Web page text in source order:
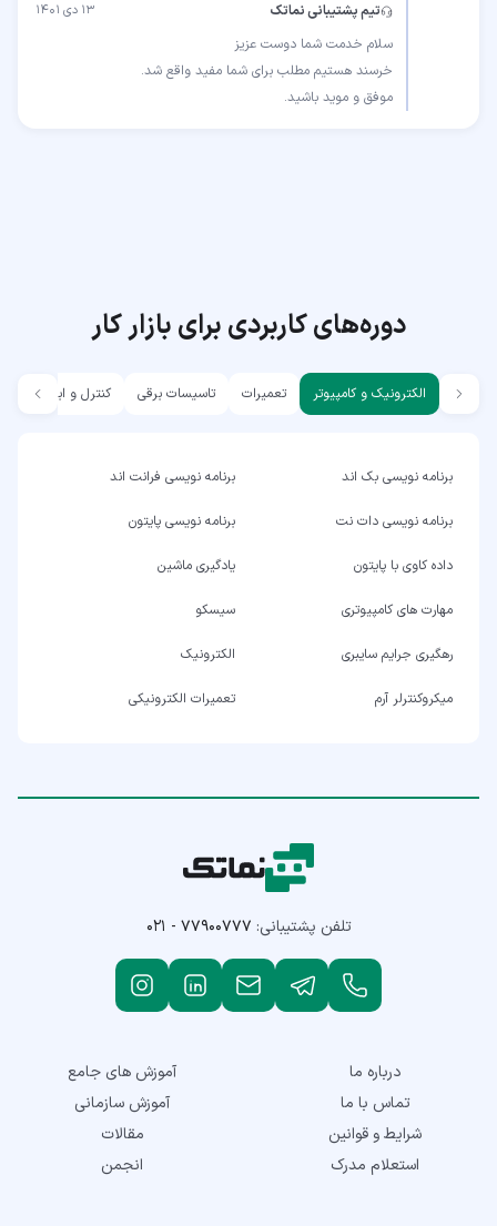
تیم پشتیبانی نماتک ۱۳ دی ۱۴۰۱
موفق و موید باشید.
دوره‌های کاربردی برای بازار کار
الکترونیک و کامپیوتر تعمیرات تاسیسات برقی کنترل و ابزار دقیق
برنامه نویسی بک اند برنامه نویسی فرانت اند
برنامه نویسی دات نت برنامه نویسی پایتون
داده کاوی با پایتون یادگیری ماشین
مهارت های کامپیوتری سیسکو
رهگیری جرایم سایبری الکترونیک
میکروکنترلر آرم تعمیرات الکترونیکی
تلفن پشتیبانی: ۰۲۱ - ۷۷۹۰۰۷۷۷
درباره ما
تماس با ما
شرایط و قوانین
استعلام مدرک
آموزش های جامع
آموزش سازمانی
مقالات
انجمن